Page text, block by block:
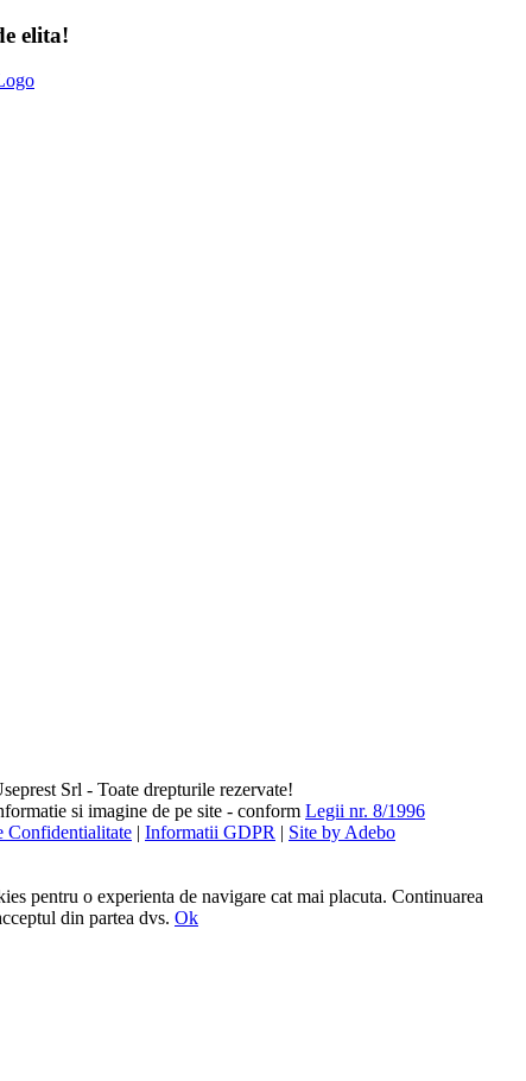
elita!
Srl - Toate drepturile rezervate!
si imagine de pe site - conform Legii nr. 8/1996
Confidentialitate | Informatii GDPR | Site by Adebo
pentru o experienta de navigare cat mai placuta. Continuarea
din partea dvs. Ok